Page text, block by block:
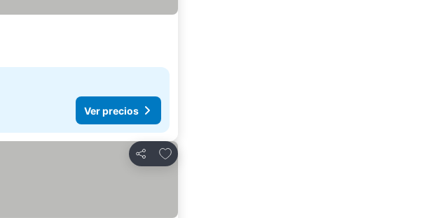
Ver precios
Compartir
Agregar a favoritos